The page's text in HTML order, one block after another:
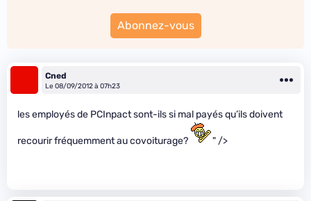
Abonnez-vous
Cned
Le 08/09/2012 à 07h23
les employés de PCInpact sont-ils si mal payés qu’ils doivent
recourir fréquemment au covoiturage? " />